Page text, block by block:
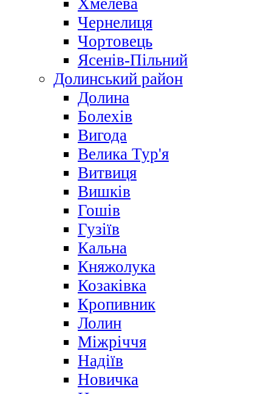
Хмелева
Чернелиця
Чортовець
Ясенів-Пільний
Долинський район
Долина
Болехів
Вигода
Велика Тур'я
Витвиця
Вишків
Гошів
Гузіїв
Кальна
Княжолука
Козаківка
Кропивник
Лолин
Міжріччя
Надіїв
Новичка